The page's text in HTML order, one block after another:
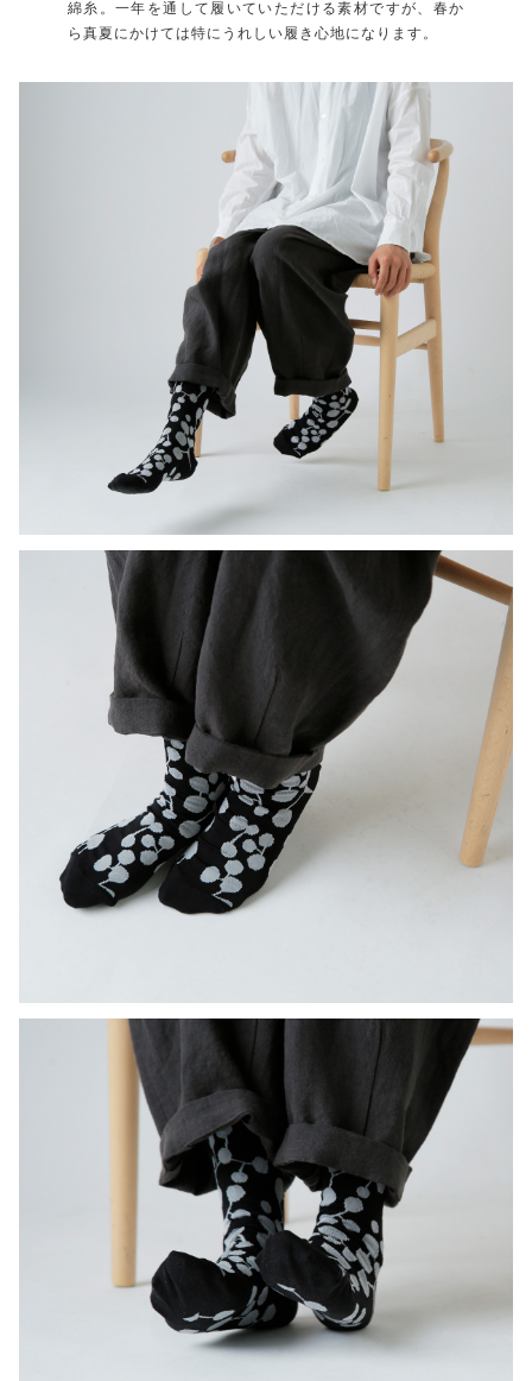
綿糸。一年を通して履いていただける素材ですが、春か
ら真夏にかけては特にうれしい履き心地になります。